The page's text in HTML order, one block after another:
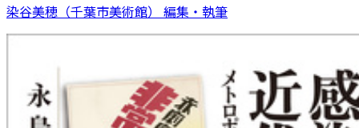
染谷美穂（千葉市美術館） 編集・執筆